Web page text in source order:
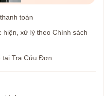
toán
xử lý theo Chính sách
tại Tra Cứu Đơn